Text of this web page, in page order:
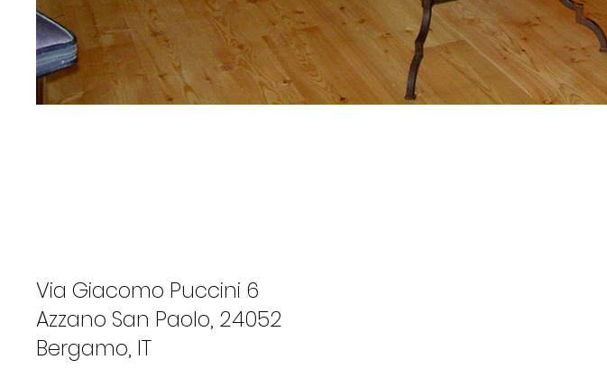
Via Giacomo Puccini 6
Azzano San Paolo, 24052
Bergamo, IT